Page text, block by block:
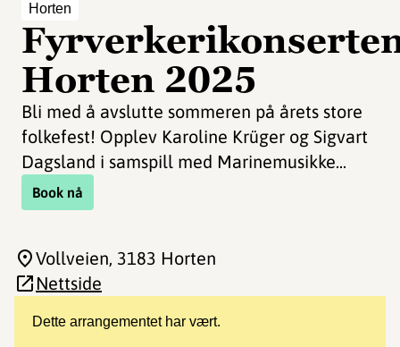
Horten
Horten 2025
Bli med å avslutte sommeren på årets store
folkefest! Opplev Karoline Krüger og Sigvart
Dagsland i samspill med Marinemusikke...
Book nå
Dette arrangementet har vært.
Vollveien, 3183 Horten
Nettside